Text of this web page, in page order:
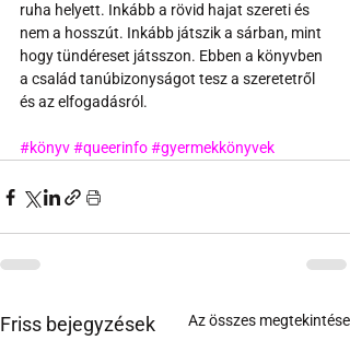
ruha helyett. Inkább a rövid hajat szereti és
nem a hosszút. Inkább játszik a sárban, mint
hogy tündéreset játsszon. Ebben a könyvben
a család tanúbizonyságot tesz a szeretetről
és az elfogadásról.
#könyv#queerinfo#gyermekkönyvek
Friss bejegyzések Az összes megtekintése